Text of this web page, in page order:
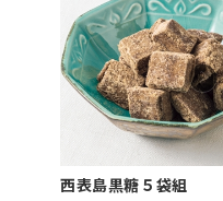
西表島黒糖５袋組